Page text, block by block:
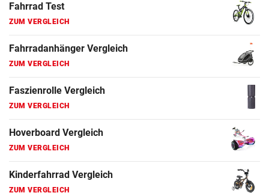
Fahrrad Test
ZUM VERGLEICH
Fahrradanhänger Vergleich
ZUM VERGLEICH
Faszienrolle Vergleich
ZUM VERGLEICH
Hoverboard Vergleich
ZUM VERGLEICH
Kinderfahrrad Vergleich
ZUM VERGLEICH